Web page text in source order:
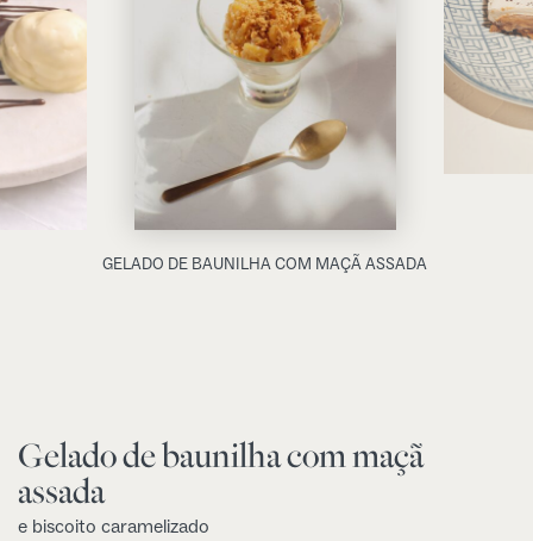
GELADO DE BAUNILHA COM MAÇÃ ASSADA
Gelado de baunilha com maçã
assada
e biscoito caramelizado